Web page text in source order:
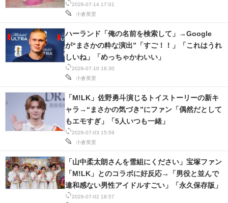
2026-07-14 17:01
小倉英里
2026-07-10 16:30
小倉英里
ハーランド「俺の名前を検索して」→Google
が“まさかの粋な演出”「すご！！」「これはうれ
しいね」「めっちゃかわいい」
2026-07-03 15:59
小倉英里
「M!LK」佐野勇斗演じるトイストーリーの新キ
ャラ→“まさかの気づき”にファン「偶然だとして
もエモすぎ」「5人いつも一緒」
2026-07-02 18:57
「山中柔太朗さんを雪組にください」宝塚ファン
「M!LK」とのコラボに好反応→「男役と並んで
違和感ない男性アイドルすごい」「永久保存版」